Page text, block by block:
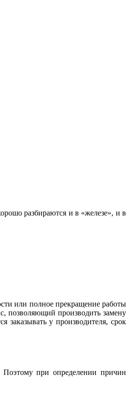
разбираются и в «железе», и в
или полное прекращение работы
позволяющий производить замену
заказывать у производителя, срок
Поэтому при определении причин